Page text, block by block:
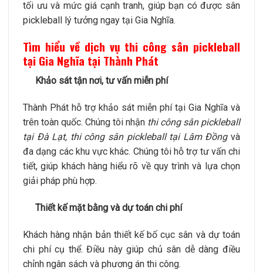
tối ưu và mức giá cạnh tranh, giúp bạn có được sân
pickleball lý tưởng ngay tại Gia Nghĩa.
Tìm hiểu về dịch vụ thi công sân pickleball
tại Gia Nghĩa tại Thành Phát
Khảo sát tận nơi, tư vấn miễn phí
Thành Phát hỗ trợ khảo sát miễn phí tại Gia Nghĩa và
trên toàn quốc. Chúng tôi nhận thi công sân pickleball
tại Đà Lạt, thi công sân pickleball tại Lâm Đồngvà
đa dạng các khu vực khác. Chúng tôi hỗ trợ tư vấn chi
tiết, giúp khách hàng hiểu rõ về quy trình và lựa chọn
giải pháp phù hợp.
Thiết kế mặt bằng và dự toán chi phí
Khách hàng nhận bản thiết kế bố cục sân và dự toán
chi phí cụ thể. Điều này giúp chủ sân dễ dàng điều
chỉnh ngân sách và phương án thi công.